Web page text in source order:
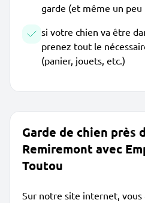
garde (et même un peu
si votre chien va être
prenez tout le
(panier, jouets, etc.)
Garde de chien près
Remiremont avec
Toutou
Sur notre site internet, vous